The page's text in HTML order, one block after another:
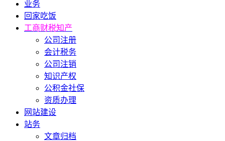
业务
回家吃饭
工商财税知产
公司注册
会计税务
公司注销
知识产权
公积金社保
资质办理
网站建设
站务
文章归档